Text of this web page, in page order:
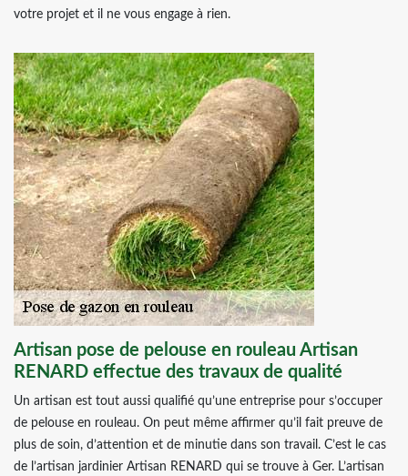
votre projet et il ne vous engage à rien.
Artisan pose de pelouse en rouleau Artisan
RENARD effectue des travaux de qualité
Un artisan est tout aussi qualifié qu’une entreprise pour s’occuper
de pelouse en rouleau. On peut même affirmer qu’il fait preuve de
plus de soin, d’attention et de minutie dans son travail. C’est le cas
de l’artisan jardinier Artisan RENARD qui se trouve à Ger. L’artisan